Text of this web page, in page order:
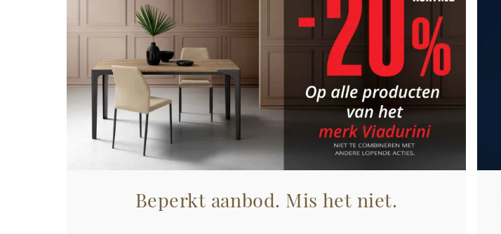
Beperkt aanbod. Mis het niet.